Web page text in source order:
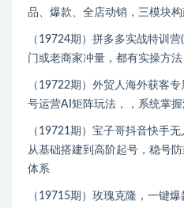
品、爆款、全店动销，三模块
（19724期）拼多多实战特训
门或老商家冲量，都有实操方
（19722期）外贸人海外获客
号运营AI矩阵玩法，，系统掌
（19721期）宝子哥抖音快手
从基础搭建到高阶起号，稳号
体系
（19715期）玫瑰克隆，一键